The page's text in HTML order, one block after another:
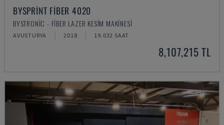
BYSPRINT FIBER 4020
BYSTRONIC - FIBER LAZER KESIM MAKINESI
AVUSTURYA 2018 19.032 SAAT
8,107,215 TL